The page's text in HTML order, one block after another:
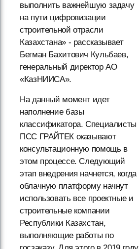
выполнить важнейшую задачу
на пути цифровизации
строительной отрасли
Казахстана» - рассказывает
Бегман Бахитович Кульбаев,
генеральный директор АО
«КазНИИСА».
На данный момент идет
наполнение базы
классификатора. Специалисты
ПСС ГРАЙТЕК оказывают
консультационную помощь в
этом процессе. Следующий
этап внедрения начнется, когда
облачную платформу начнут
использовать все проектные и
строительные компании
Республики Казахстан,
выполняющие работы по